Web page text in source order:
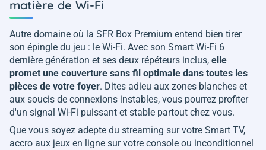
matière de Wi-Fi
Autre domaine où la SFR Box Premium entend bien tirer
son épingle du jeu : le Wi-Fi. Avec son Smart Wi-Fi 6
dernière génération et ses deux répéteurs inclus, elle
promet une couverture sans fil optimale dans toutes les
pièces de votre foyer. Dites adieu aux zones blanches et
aux soucis de connexions instables, vous pourrez profiter
d'un signal Wi-Fi puissant et stable partout chez vous.
Que vous soyez adepte du streaming sur votre Smart TV,
accro aux jeux en ligne sur votre console ou inconditionnel